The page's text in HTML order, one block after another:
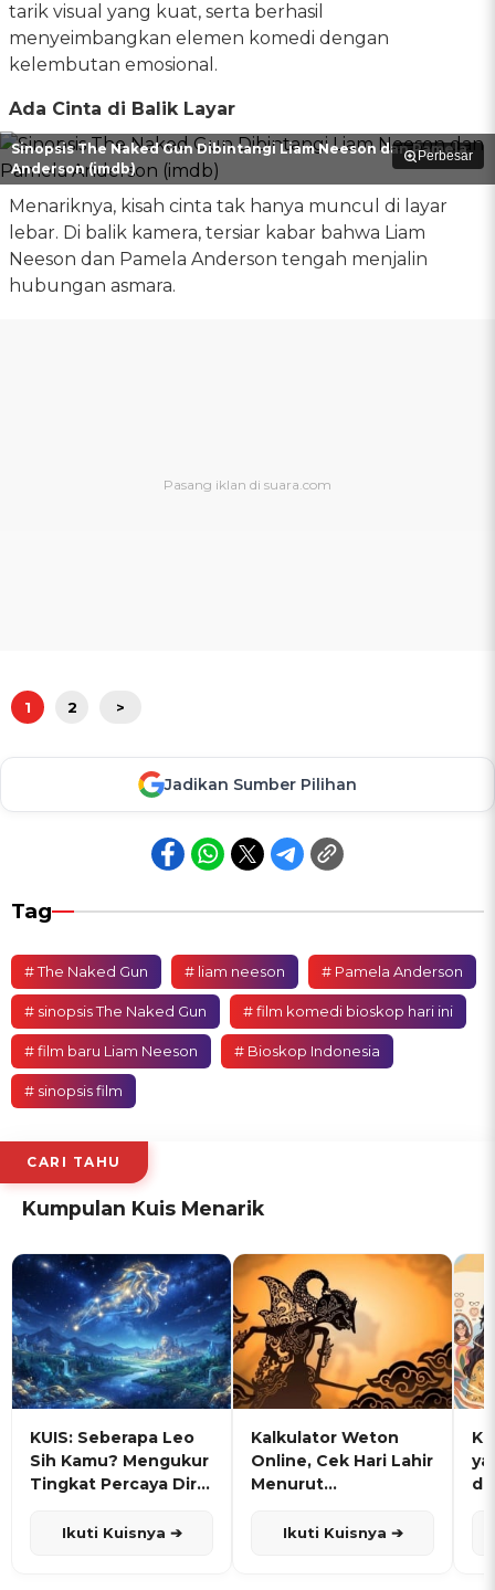
tarik visual yang kuat, serta berhasil
menyeimbangkan elemen komedi dengan
kelembutan emosional.
Ada Cinta di Balik Layar
Perbesar
Sinopsis The Naked Gun Dibintangi Liam Neeson dan Pamela
Anderson (imdb)
Menariknya, kisah cinta tak hanya muncul di layar
lebar. Di balik kamera, tersiar kabar bahwa Liam
Neeson dan Pamela Anderson tengah menjalin
hubungan asmara.
1 2 >
Jadikan Sumber Pilihan
Tag
# The Naked Gun # liam neeson # Pamela Anderson
# sinopsis The Naked Gun # film komedi bioskop hari ini
# film baru Liam Neeson # Bioskop Indonesia
# sinopsis film
CARI TAHU
Kumpulan Kuis Menarik
KUIS: Seberapa Leo
Sih Kamu? Mengukur
Tingkat Percaya Diri
Ikuti Kuisnya ➔
Kalkulator Weton
Online, Cek Hari Lahir
Menurut
Ikuti Kuisnya ➔